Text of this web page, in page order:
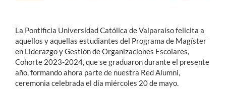
La Pontificia Universidad Católica de Valparaíso felicita a
aquellos y aquellas estudiantes del Programa de Magíster
en Liderazgo y Gestión de Organizaciones Escolares,
Cohorte 2023-2024, que se graduaron durante el presente
año, formando ahora parte de nuestra Red Alumni,
ceremonia celebrada el día miércoles 20 de mayo.